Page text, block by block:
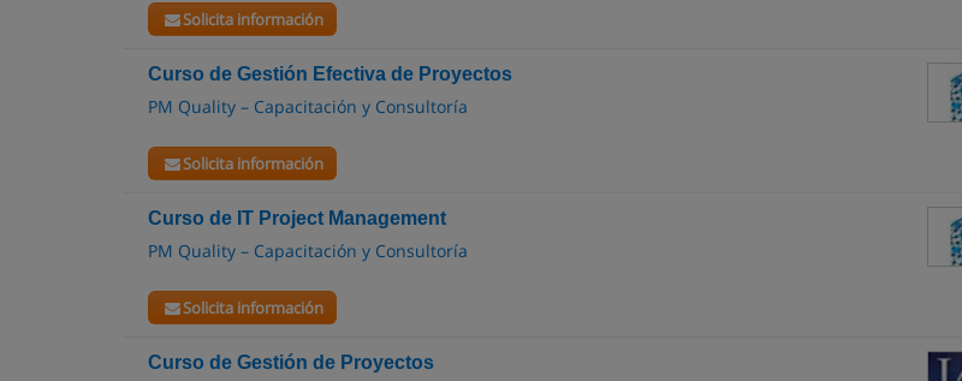
Solicita información
Curso de Gestión Efectiva de Proyectos
PM Quality – Capacitación y Consultoría
Solicita información
Curso de IT Project Management
PM Quality – Capacitación y Consultoría
Solicita información
Curso de Gestión de Proyectos